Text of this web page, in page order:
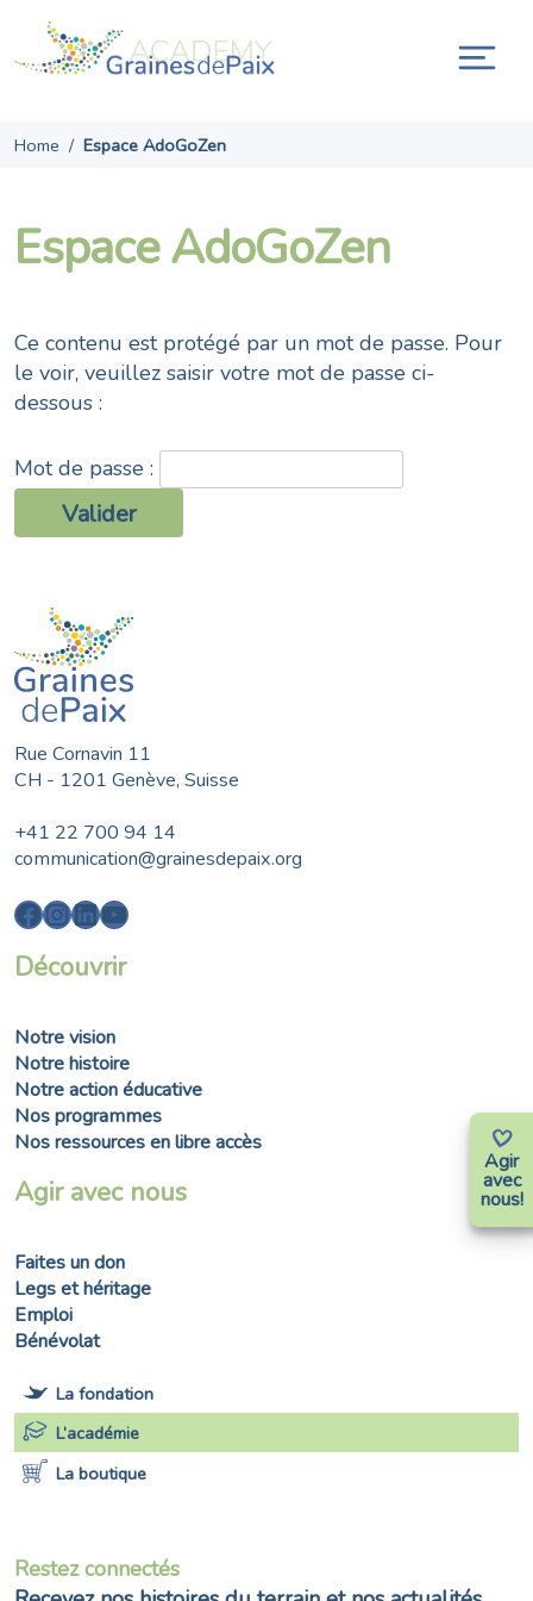
content
Agir
avec
nous!
Home / Espace AdoGoZen
Espace AdoGoZen
Ce contenu est protégé par un mot de passe. Pour
le voir, veuillez saisir votre mot de passe ci-
dessous :
Mot de passe :
Rue Cornavin 11
CH - 1201 Genève, Suisse
+41 22 700 94 14
communication@grainesdepaix.org
Facebook
Instagram
LinkedIn
YouTube
Découvrir
Notre vision
Notre histoire
Notre action éducative
Nos programmes
Nos ressources en libre accès
Agir avec nous
Faites un don
Legs et héritage
Emploi
Bénévolat
La fondation
L’académie
La boutique
Restez connectés